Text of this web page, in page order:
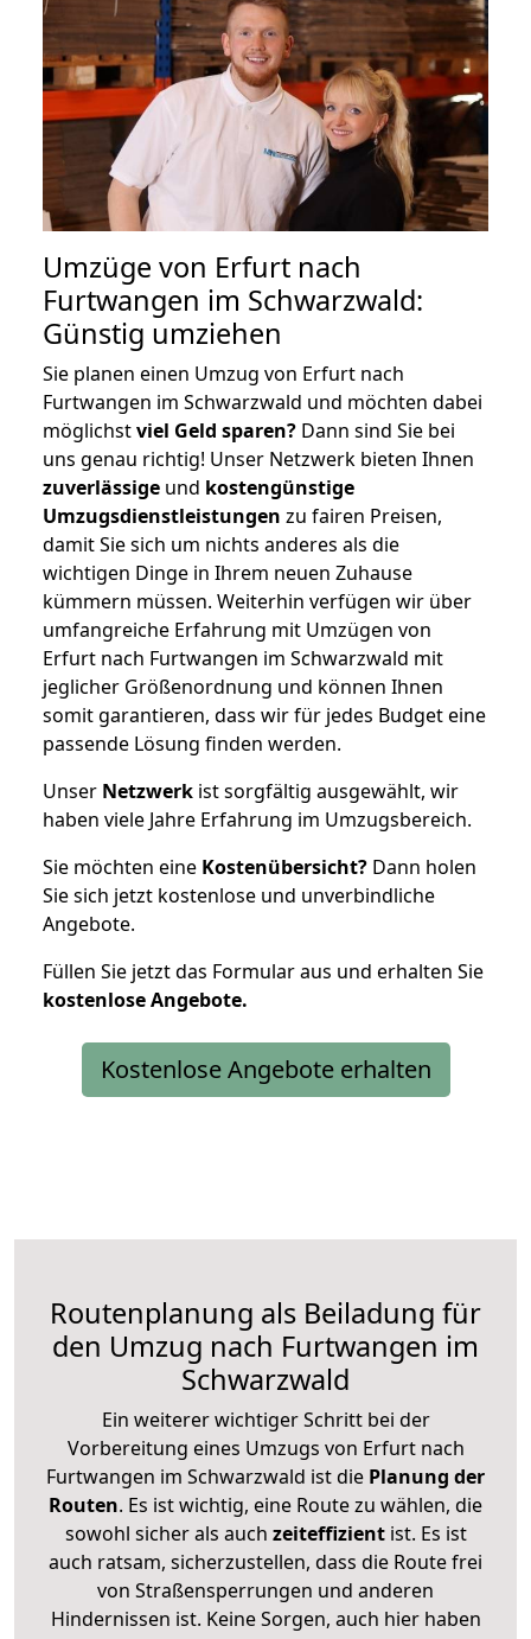
Umzüge von Erfurt nach
Furtwangen im Schwarzwald:
Günstig umziehen
Sie planen einen Umzug von Erfurt nach
Furtwangen im Schwarzwald und möchten dabei
möglichstviel Geld sparen? Dann sind Sie bei
uns genau richtig! Unser Netzwerk bieten Ihnen
zuverlässige und kostengünstige
Umzugsdienstleistungen zu fairen Preisen,
damit Sie sich um nichts anderes als die
wichtigen Dinge in Ihrem neuen Zuhause
kümmern müssen. Weiterhin verfügen wir über
umfangreiche Erfahrung mit Umzügen von
Erfurt nach Furtwangen im Schwarzwald mit
jeglicher Größenordnung und können Ihnen
somit garantieren, dass wir für jedes Budget eine
passende Lösung finden werden.
Unser Netzwerk ist sorgfältig ausgewählt, wir
haben viele Jahre Erfahrung im Umzugsbereich.
Sie möchten eine Kostenübersicht? Dann holen
Sie sich jetzt kostenlose und unverbindliche
Angebote.
Füllen Sie jetzt das Formular aus und erhalten Sie
kostenloseAngebote.
Kostenlose Angebote erhalten
Routenplanung als Beiladung für
den Umzug nach Furtwangen im
Schwarzwald
Ein weiterer wichtiger Schritt bei der
Vorbereitung eines Umzugs von Erfurt nach
Furtwangen im Schwarzwald ist die Planung der
Routen. Es ist wichtig, eine Route zu wählen, die
sowohl sicher als auch zeiteffizientist. Es ist
auch ratsam, sicherzustellen, dass die Route frei
von Straßensperrungen und anderen
Hindernissen ist. Keine Sorgen, auch hier haben